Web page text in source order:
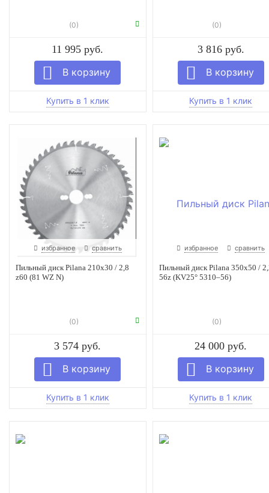
(0)
11 995 руб.
(0)
3 816 руб.
избранное сравнить
Пильный диск Pilana 210x30 / 2,8
z60 (81 WZ N)
(0)
3 574 руб.
избранное сравнить
Пильный диск Pilana 350х50 /
56z (KV25° 5310–56)
(0)
24 000 руб.